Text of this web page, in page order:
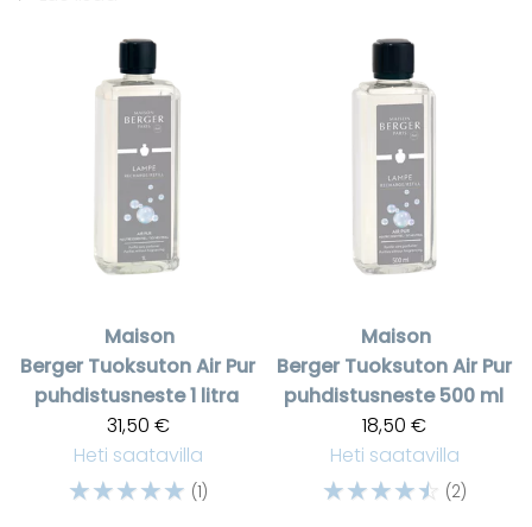
Maison
Berger Tuoksuton Air Pur
puhdistusneste 1 litra
31,50 €
Heti saatavilla
☆☆☆☆☆ (1)
Maison
Berger Tuoksuton Air Pur
puhdistusneste 500 ml
18,50 €
Heti saatavilla
☆☆☆☆☆ (2)